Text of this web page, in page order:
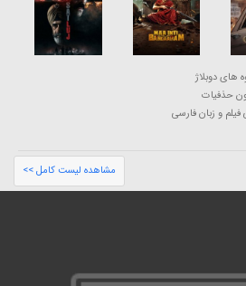
های دوبلاژ
حذفیات
و زبان فارسی
مشاهده لیست کامل >>